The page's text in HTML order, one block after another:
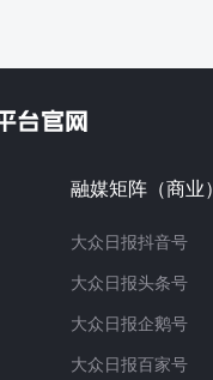
融媒矩阵（商业）
大众日报抖音号
大众日报头条号
大众日报企鹅号
大众日报百家号